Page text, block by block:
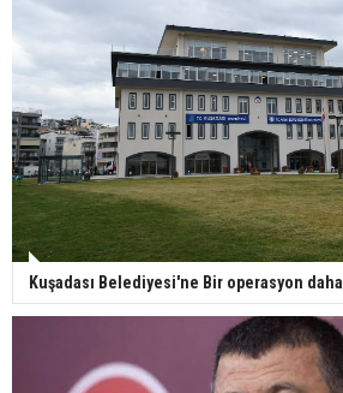
Kuşadası Belediyesi'ne Bir operasyon daha